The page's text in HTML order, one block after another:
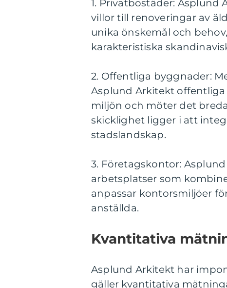
1. Privatbostäder: Asplund
villor till renoveringar av
unika önskemål och
karakteristiska
2. Offentliga byggnader:
Asplund Arkitekt
miljön och möter det
skicklighet ligger i att
stadslandskap.
3. Företagskontor:
arbetsplatser som
anpassar kontorsmiljöer
anställda.
Kvantitativa
Asplund Arkitekt har
gäller kvantitativa